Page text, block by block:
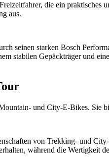
die ein praktisches
aus.
seinen starken Bosch
stabilen Gepäckträger und
und City-E-Bikes. Sie
von Trekking- und
während die Wertigkeit